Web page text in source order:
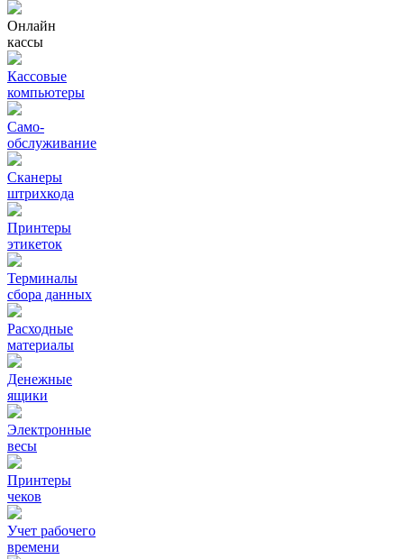
Онлайн
кассы
Кассовые
компьютеры
Само-
обслуживание
Сканеры
штрихкода
Принтеры
этикеток
Терминалы
сбора данных
Расходные
материалы
Денежные
ящики
Электронные
весы
Принтеры
чеков
Учет рабочего
времени